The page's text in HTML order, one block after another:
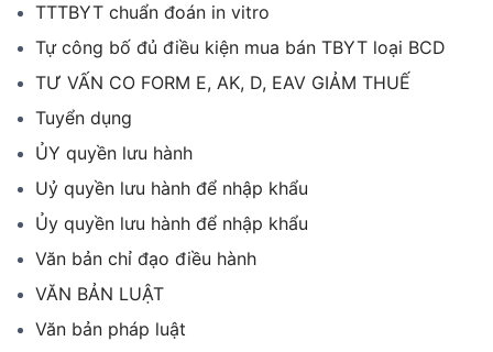
TTTBYT chuẩn đoán in vitro
Tự công bố đủ điều kiện mua bán TBYT loại BCD
TƯ VẤN CO FORM E, AK, D, EAV GIẢM THUẾ
Tuyển dụng
ỦY quyền lưu hành
Uỷ quyền lưu hành để nhập khẩu
Ủy quyền lưu hành để nhập khẩu
Văn bản chỉ đạo điều hành
VĂN BẢN LUẬT
Văn bản pháp luật